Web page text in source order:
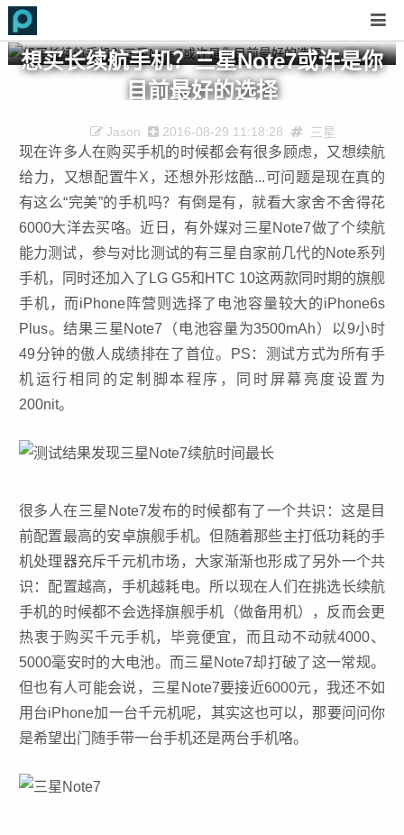
想买长续航手机？三星Note7或许是你
目前最好的选择
Jason 2016-08-29 11:18:28 三星
现在许多人在购买手机的时候都会有很多顾虑，又想续航
给力，又想配置牛X，还想外形炫酷...可问题是现在真的
有这么“完美”的手机吗？有倒是有，就看大家舍不舍得花
6000大洋去买咯。近日，有外媒对三星Note7做了个续航
能力测试，参与对比测试的有三星自家前几代的Note系列
手机，同时还加入了LG G5和HTC 10这两款同时期的旗舰
手机，而iPhone阵营则选择了电池容量较大的iPhone6s
Plus。结果三星Note7（电池容量为3500mAh）以9小时
49分钟的傲人成绩排在了首位。PS：测试方式为所有手
机运行相同的定制脚本程序，同时屏幕亮度设置为
200nit。
很多人在三星Note7发布的时候都有了一个共识：这是目
前配置最高的安卓旗舰手机。但随着那些主打低功耗的手
机处理器充斥千元机市场，大家渐渐也形成了另外一个共
识：配置越高，手机越耗电。所以现在人们在挑选长续航
手机的时候都不会选择旗舰手机（做备用机），反而会更
热衷于购买千元手机，毕竟便宜，而且动不动就4000、
5000毫安时的大电池。而三星Note7却打破了这一常规。
但也有人可能会说，三星Note7要接近6000元，我还不如
用台iPhone加一台千元机呢，其实这也可以，那要问问你
是希望出门随手带一台手机还是两台手机咯。